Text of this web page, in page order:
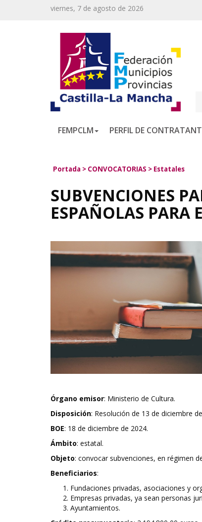
viernes, 7 de agosto de 2026
FEMPCLM PERFIL DE
Portada > CONVOCATORIAS > Estatales
SUBVENCIONES
ESPAÑOLAS PARA
Órgano emisor: Ministerio de Cultura.
Disposición: Resolución de 13 de diciembre
BOE: 18 de diciembre de 2024.
Ámbito: estatal.
Objeto: convocar subvenciones, en régimen
Beneficiarios:
Fundaciones privadas, asociaciones y
Empresas privadas, ya sean personas
Ayuntamientos.